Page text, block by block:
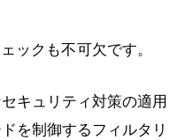
ックも不可欠です。
キュリティ対策の適用
を制御するフィルタリ